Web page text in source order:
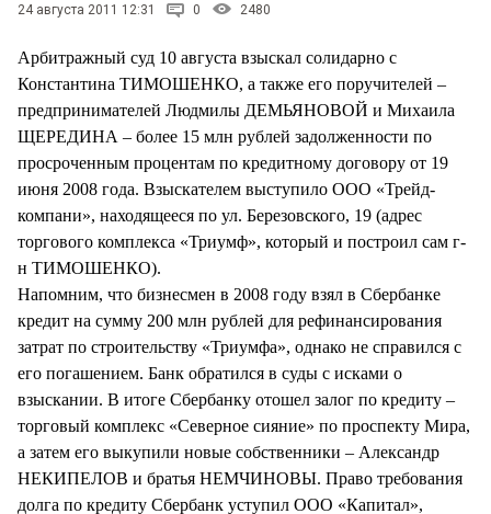
СТИЛЬ ЖИЗНИ
24 августа 2011 12:31 0 2480
Арбитражный суд 10 августа взыскал солидарно с
Константина ТИМОШЕНКО, а также его поручителей –
предпринимателей Людмилы ДЕМЬЯНОВОЙ и Михаила
ЩЕРЕДИНА – более 15 млн рублей задолженности по
просроченным процентам по кредитному договору от 19
июня 2008 года. Взыскателем выступило ООО «Трейд-
компани», находящееся по ул. Березовского, 19 (адрес
торгового комплекса «Триумф», который и построил сам г-
н ТИМОШЕНКО).
Напомним, что бизнесмен в 2008 году взял в Сбербанке
кредит на сумму 200 млн рублей для рефинансирования
затрат по строительству «Триумфа», однако не справился с
его погашением. Банк обратился в суды с исками о
взыскании. В итоге Сбербанку отошел залог по кредиту –
торговый комплекс «Северное сияние» по проспекту Мира,
а затем его выкупили новые собственники – Александр
НЕКИПЕЛОВ и братья НЕМЧИНОВЫ. Право требования
долга по кредиту Сбербанк уступил ООО «Капитал»,